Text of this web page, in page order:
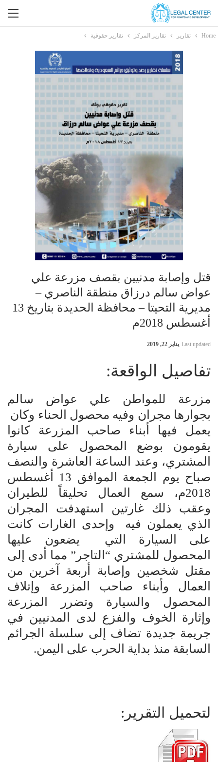
Home تقارير تقارير المركز تقارير حقوقية
قتل وإصابة مدنيين بقصف مزرعة علي
عواض سالم درزاق منطقة الناصري –
مديرية التحيتا – محافظة الحديدة بتاريخ 13
أغسطس 2018م
Last updated يناير 22, 2019
تفاصيل الواقعة:
مزرعة للمواطن علي عواض سالم
بجوارها مجران وفيه محصول الحناء وكان
يعمل فيها أبناء صاحب المزرعة كانوا
يقومون بوضع المحصول على سيارة
المشتري، وعند الساعة العاشرة والنصف
صباح يوم الجمعة الموافق 13 أغسطس
2018م، سمع العمال تحليقاً للطيران
وعقب ذلك غارتين استهدفت المجران
الذي يعملون فيه وإحدى الغارات كانت
على السيارة التي يضعون عليها
المحصول للمشتري “التاجر” مما أدى إلى
مقتل شخصين وإصابة أربعة آخرين من
العمال وأبناء صاحب المزرعة وإتلاف
المحصول والسيارة وتضرر المزرعة
وإثارة الخوف والفزع لدى المدنيين في
جريمة جديدة تضاف إلى سلسلة الجرائم
السابقة منذ بداية الحرب على اليمن.
لتحميل التقرير: